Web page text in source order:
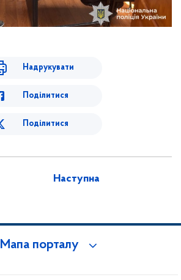
Надрукувати
Поділитися
Поділитися
Наступна
Мапа порталу